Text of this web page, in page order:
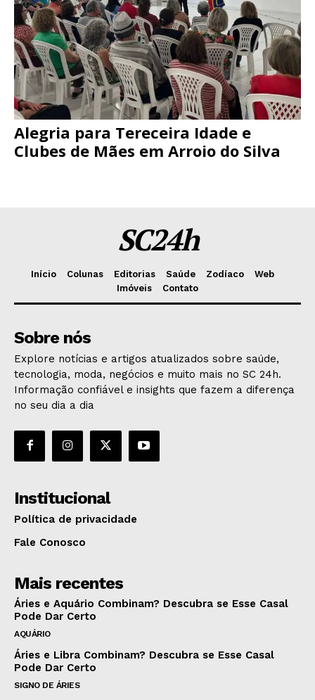
Alegria para Tereceira Idade e
Clubes de Mães em Arroio do Silva
SC24h
Início Colunas Editorias Saúde Zodíaco
Web
Imóveis
Contato
Sobre nós
Explore notícias e artigos atualizados sobre saúde,
tecnologia, moda, negócios e muito mais no SC 24h.
Informação confiável e insights que fazem a diferença
no seu dia a dia
Institucional
Política de privacidade
Fale Conosco
Mais recentes
Áries e Aquário Combinam? Descubra se Esse Casal
Pode Dar Certo
AQUÁRIO
Áries e Libra Combinam? Descubra se Esse Casal
Pode Dar Certo
SIGNO DE ÁRIES